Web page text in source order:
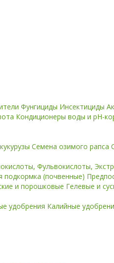
Фунгициды Инсектициды
Кондиционеры воды и pH-
Семена озимого рапса
Фульвокислоты,
подкормка (почвенные)
и порошковые Гелевые и
удобрения Калийные